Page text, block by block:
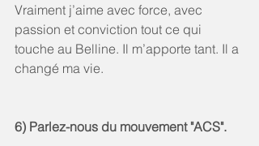
Vraiment j’aime avec force, avec
passion et conviction tout ce qui
touche au Belline. Il m’apporte tant. Il a
changé ma vie.
6) Parlez-nous du mouvement "ACS".